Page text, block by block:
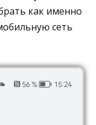
как именно
сеть